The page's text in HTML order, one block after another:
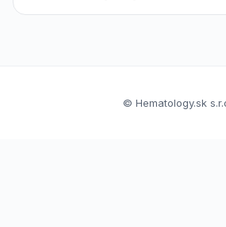
© Hematology.sk